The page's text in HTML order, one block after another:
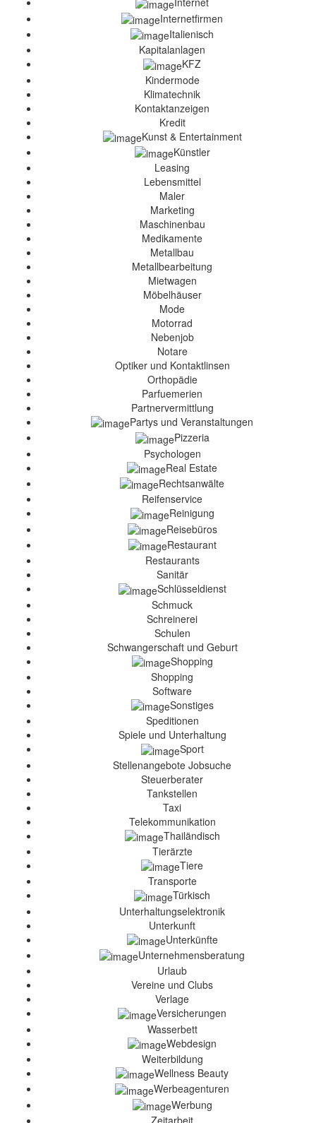
Internetfirmen
Italienisch
Kapitalanlagen
KFZ
Kindermode
Klimatechnik
Kontaktanzeigen
Kredit
Kunst & Entertainment
Künstler
Leasing
Lebensmittel
Maler
Marketing
Maschinenbau
Medikamente
Metallbau
Metallbearbeitung
Mietwagen
Möbelhäuser
Mode
Motorrad
Nebenjob
Notare
Optiker und Kontaktlinsen
Orthopädie
Parfuemerien
Partnervermittlung
Partys und Veranstaltungen
Pizzeria
Psychologen
Real Estate
Rechtsanwälte
Reifenservice
Reinigung
Reisebüros
Restaurant
Restaurants
Sanitär
Schlüsseldienst
Schmuck
Schreinerei
Schulen
Schwangerschaft und Geburt
Shopping
Shopping
Software
Sonstiges
Speditionen
Spiele und Unterhaltung
Sport
Stellenangebote Jobsuche
Steuerberater
Tankstellen
Taxi
Telekommunikation
Thailändisch
Tierärzte
Tiere
Transporte
Türkisch
Unterhaltungselektronik
Unterkunft
Unterkünfte
Unternehmensberatung
Urlaub
Vereine und Clubs
Verlage
Versicherungen
Wasserbett
Webdesign
Weiterbildung
Wellness Beauty
Werbeagenturen
Werbung